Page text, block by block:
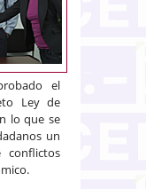
el
Ley de
lo que se
un
conflictos